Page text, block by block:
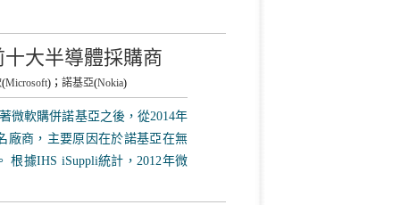
大半導體採購商
(Microsoft)； 諾基亞(Nokia)
微軟購併諾基亞之後，從2014年
廠商，主要原因在於諾基亞在無
根據IHS iSuppli統計，2012年微